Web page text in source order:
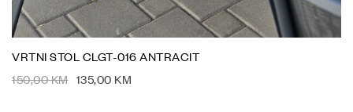
VRTNI STOL CLGT-016 ANTRACIT
150,00KM 135,00 KM